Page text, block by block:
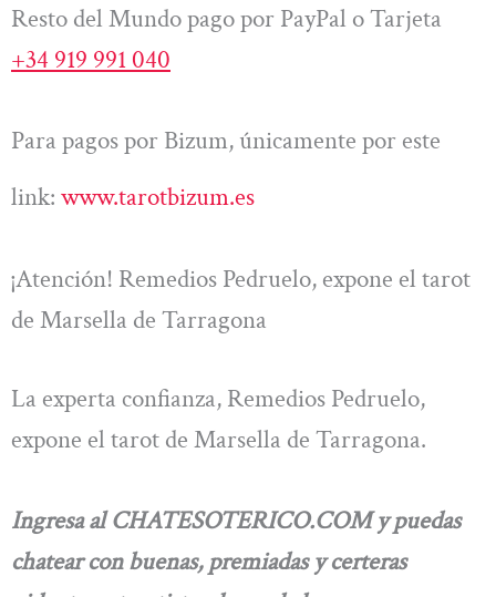
Resto del Mundo pago por PayPal o Tarjeta
+34 919 991 040
Para pagos por Bizum, únicamente por este
link: www.tarotbizum.es
¡Atención! Remedios Pedruelo, expone el tarot
de Marsella de Tarragona
La experta confianza, Remedios Pedruelo,
expone el tarot de Marsella de Tarragona.
Ingresa al CHATESOTERICO.COM y puedas
chatear con buenas, premiadas y certeras